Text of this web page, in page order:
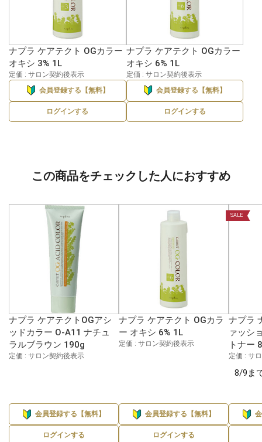
ナプラ ケアテクト OGカラー
オキシ 3% 1L
定価 : サロン契約後表示
会員登録する【無料】
ログインする
ナプラ ケアテクト OGカラー
オキシ 6% 1L
定価 : サロン契約後表示
会員登録する【無料】
ログインする
この商品をチェックした人におすすめ
ナプラ ケアテクトOGアシ
ッドカラー O-A11 ナチュ
ラルブラウン 190g
定価 : サロン契約後表示
会員登録する【無料】
ログインする
ナプラ ケアテクト OGカラ
ー オキシ 6% 1L
定価 : サロン契約後表示
会員登録する【無料】
ログインする
SALE
ナプラ
ァッシ
トナー
定価 : サ
8/9ま